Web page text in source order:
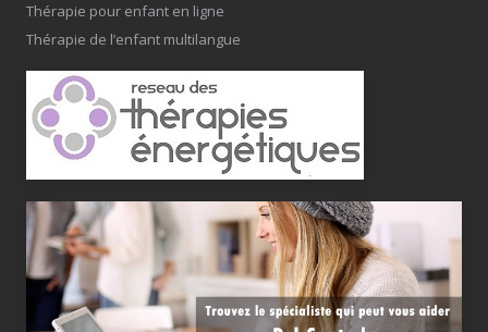
Thérapie pour enfant en ligne
Thérapie de l’enfant multilangue